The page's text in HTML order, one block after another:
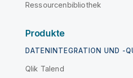
Ressourcenbibliothek
Produkte
DATENINTEGRATION UND -
Qlik Talend